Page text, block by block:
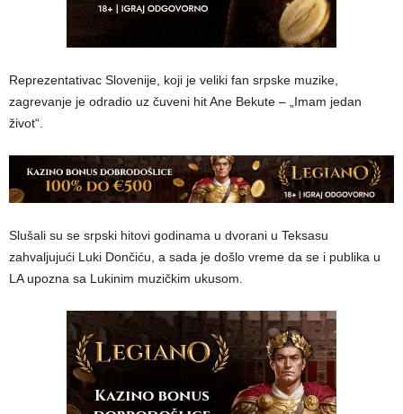
Reprezentativac Slovenije, koji je veliki fan srpske muzike,
zagrevanje je odradio uz čuveni hit Ane Bekute – „Imam jedan
život“.
Slušali su se srpski hitovi godinama u dvorani u Teksasu
zahvaljujući Luki Dončiću, a sada je došlo vreme da se i publika u
LA upozna sa Lukinim muzičkim ukusom.